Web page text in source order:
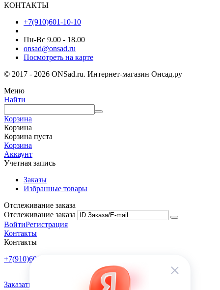
КОНТАКТЫ
+7(910)601-10-10
Пн-Вс 9.00 - 18.00
onsad@onsad.ru
Посмотреть на карте
© 2017 - 2026 ONSad.ru. Интернет-магазин Онсад.ру
Меню
Найти
Корзина
Корзина
Корзина пуста
Корзина
Аккаунт
Учетная запись
Заказы
Избранные товары
Отслеживание заказа
Отслеживание заказа
ВойтиРегистрация
Контакты
Контакты
+7(910)601-10-10
Заказать обратный звонок